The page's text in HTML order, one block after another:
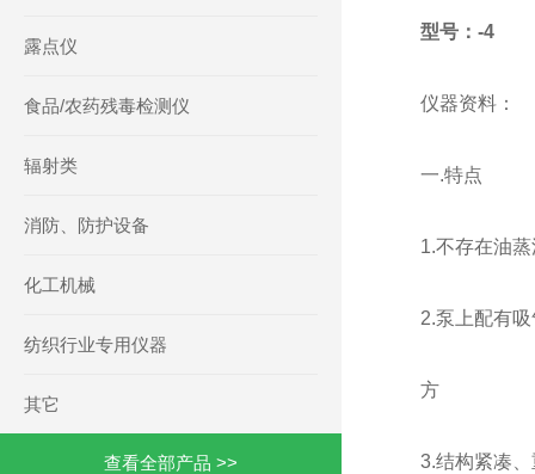
露点仪
食品/农药残毒检测仪
辐射类
消防、防护设备
化工机械
纺织行业专用仪器
其它
查看全部产品 >>
型号：-4
仪器资料：
一.特点
1.不存在油
2.泵上配有
方
3.结构紧凑